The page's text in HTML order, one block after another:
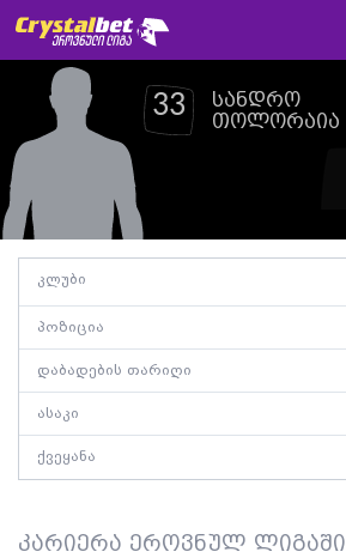
33
სანდრო
თოლორაია
კლუბი
პოზიცია
დაბადების თარიღი
ასაკი
ქვეყანა
კარიერა ეროვნულ ლიგაში